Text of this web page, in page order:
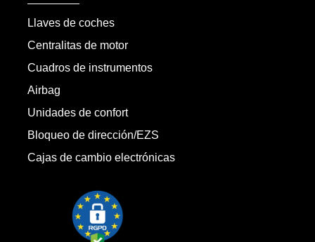
Llaves de coches
Centralitas de motor
Cuadros de instrumentos
Airbag
Unidades de confort
Bloqueo de dirección/EZS
Cajas de cambio electrónicas